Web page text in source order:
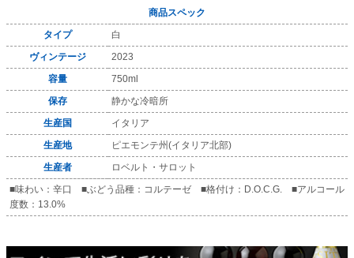
商品スペック
タイプ
白
ヴィンテージ
2023
容量
750ml
保存
静かな冷暗所
生産国
イタリア
生産地
ピエモンテ州(イタリア北部)
生産者
ロベルト・サロット
■味わい：辛口 ■ぶどう品種：コルテーゼ ■格付け：D.O.C.G. ■アルコール
度数：13.0%